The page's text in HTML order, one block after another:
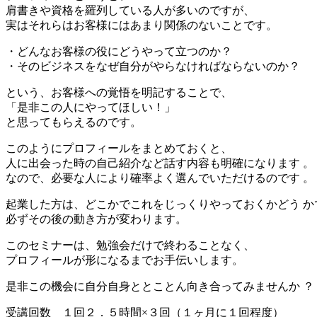
肩書きや資格を羅列している人が多いのですが、
実はそれらはお客様にはあまり関係のないことです。
・どんなお客様の役にどうやって立つのか？
・そのビジネスをなぜ自分がやらなければならないのか？
という、お客様への覚悟を明記することで、
「是非この人にやってほしい！」
と思ってもらえるのです。
このようにプロフィールをまとめておくと、
人に出会った時の自己紹介など話す内容も明確になります 。
なので、必要な人により確率よく選んでいただけるのです 。
起業した方は、どこかでこれをじっくりやっておくかどう か
必ずその後の動き方が変わります。
このセミナーは、勉強会だけで終わることなく、
プロフィールが形になるまでお手伝いします。
是非この機会に自分自身ととことん向き合ってみませんか ？
受講回数 １回２．５時間×３回（１ヶ月に１回程度）